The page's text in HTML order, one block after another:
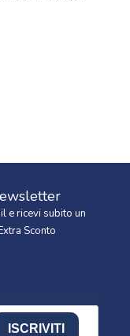
e ricevi subito un
Sconto
ISCRIVITI